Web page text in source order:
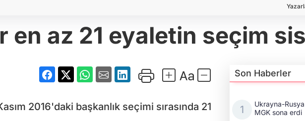
en az 21 eyaletin seçim
2016'daki başkanlık seçimi sırasında 21
Son Haberler
Ukrayna-Rusya
MGK sona erdi